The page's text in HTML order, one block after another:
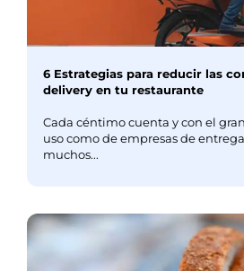
6 Estrategias para reducir las
delivery en tu restaurante
Cada céntimo cuenta y con el
uso como de empresas de
muchos...